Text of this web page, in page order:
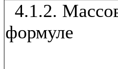
4.1.2.
формуле